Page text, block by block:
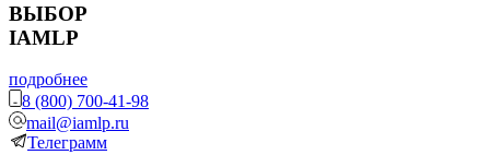
ВЫБОР
IAMLP
подробнее
8 (800) 700-41-98
mail@iamlp.ru
Телеграмм